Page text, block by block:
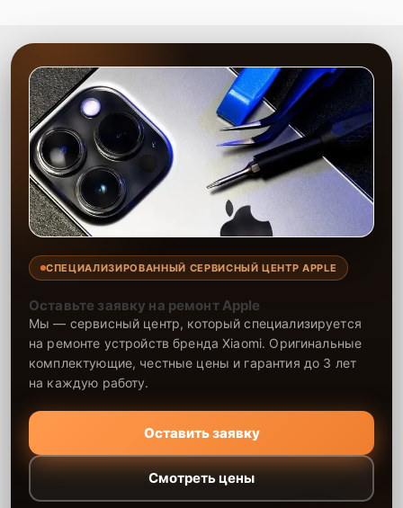
долгосрочную работу и возвращая первоначальный внешний вид.
На все работы и запчасти предоставляется гарантия,
подтверждающая высокую надежность проведенных процедур.
Доверяя ремонт нашему центру, вы обеспечиваете себе
спокойствие за долговечность и функциональность техники.
СПЕЦИАЛИЗИРОВАННЫЙ СЕРВИСНЫЙ ЦЕНТР APPLE
Оставьте заявку на ремонт Apple
Мы — сервисный центр, который специализируется
на ремонте устройств бренда Xiaomi. Оригинальные
комплектующие, честные цены и гарантия до 3 лет
на каждую работу.
Оставить заявку
Смотреть цены